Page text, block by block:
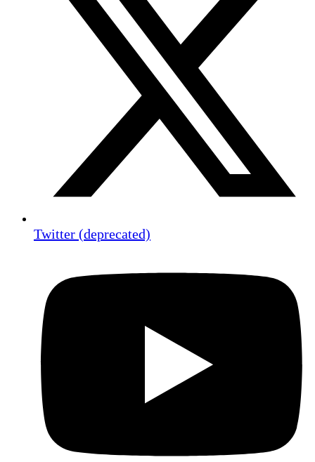
Twitter (deprecated)